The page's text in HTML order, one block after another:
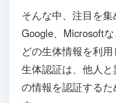
そんな中、注目を集
Google、Microsoft
どの生体情報を利用
生体認証は、他人と
の情報を認証する